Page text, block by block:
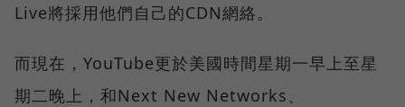
Live將採用他們自己的CDN網絡。
而現在，YouTube更於美國時間星期一早上至星
期二晚上，和Next New Networks、